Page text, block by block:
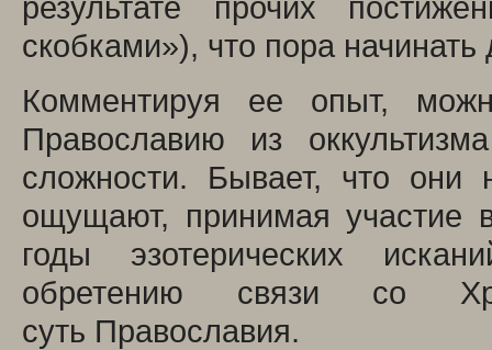
скобками»), что пора
Комментируя ее опыт,
Православию из
сложности. Бывает, что они
ощущают, принимая участие
годы эзотерических
обретению связи со
суть Православия.